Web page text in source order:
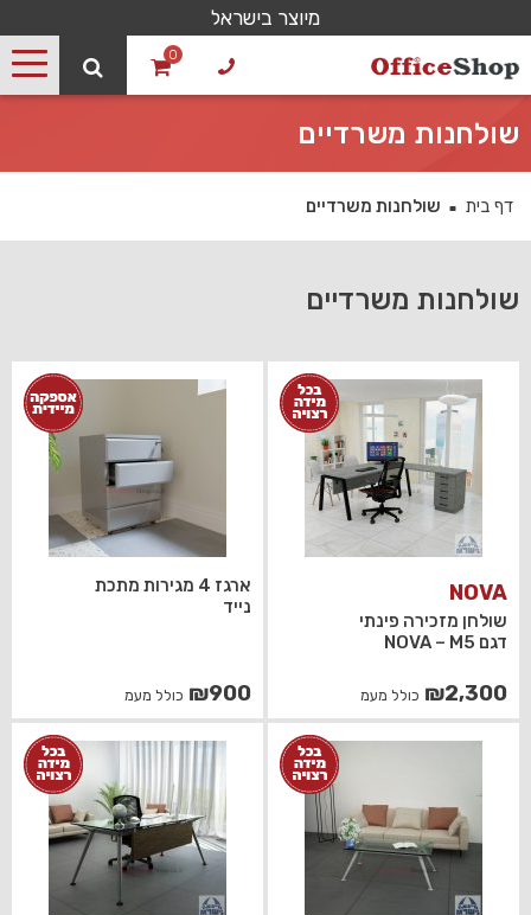
מיוצר בישראל
0
שולחנות משרדיים
דף בית ■ שולחנות משרדיים
שולחנות משרדיים
NOVA
שולחן מזכירה פינתי
דגם NOVA – M5
₪2,300 כולל מעמ
ארגז 4 מגירות מתכת
נייד
₪900 כולל מעמ